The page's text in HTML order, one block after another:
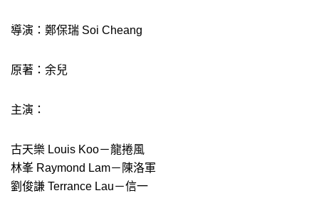
導演：鄭保瑞 Soi Cheang
原著：余兒
主演：
古天樂 Louis Koo－龍捲風
林峯 Raymond Lam－陳洛軍
劉俊謙 Terrance Lau－信一